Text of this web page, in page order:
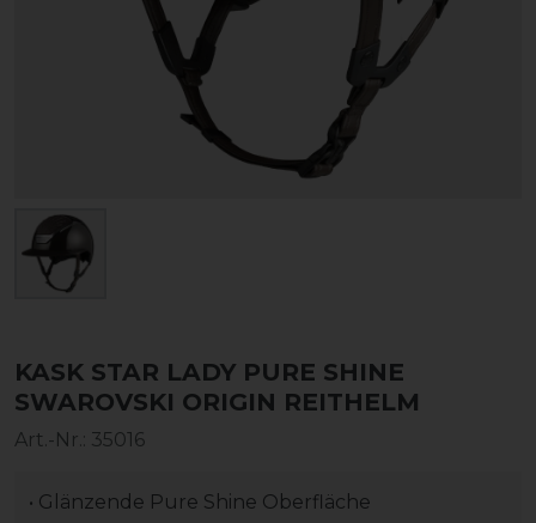
KASK STAR LADY PURE SHINE
SWAROVSKI ORIGIN REITHELM
Art.-Nr.: 35016
• Glänzende Pure Shine Oberfläche